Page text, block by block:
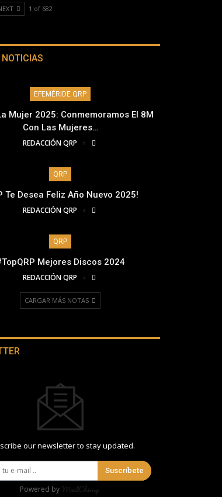
1 of 682
EFEMÉRIDE QRP
Mujer 2025: Conmemoramos El 8M
Con Las Mujeres…
REDACCIÓN QRP
QRP
Te Desea Feliz Año Nuevo 2025!
REDACCIÓN QRP
QRP
Mejores Discos 2024
REDACCIÓN QRP
CARGAR MÁS NOTAS
our newsletter to stay updated.
Suscríbete
Powered by